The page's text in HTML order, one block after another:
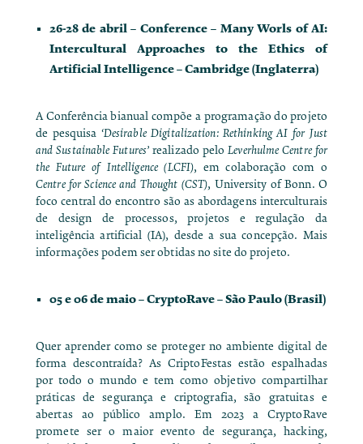
26-28 de abril – Conference – Many Worls of AI:
Intercultural Approaches to the Ethics of
Artificial Intelligence– Cambridge (Inglaterra)
A Conferência bianual compõe a programação do projeto
de pesquisa ‘Desirable Digitalization: Rethinking AI for Just
and Sustainable Futures’ realizado peloLeverhulme Centre for
the Future of Intelligence (LCFI), em colaboração com o
Centre for Science and Thought (CST), University of Bonn. O
foco central do encontro são as abordagens interculturais
de design de processos, projetos e regulação da
inteligência artificial (IA), desde a sua concepção. Mais
informações podem ser obtidas nosite do projeto.
05 e 06 de maio –CryptoRave– São Paulo (Brasil)
Quer aprender como se proteger no ambiente digital de
forma descontraída? As CriptoFestas estão espalhadas
por todo o mundo e tem como objetivo compartilhar
práticas de segurança e criptografia, são gratuitas e
abertas ao público amplo. Em 2023 a CryptoRave
promete ser o maior evento de segurança, hacking,